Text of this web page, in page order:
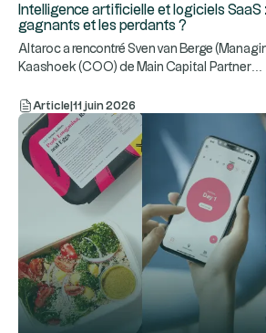
Intelligence artificielle et logiciels SaaS
gagnants et les perdants ?
Altaroc a rencontré Sven van Berge
Kaashoek (COO) de Main Capital Partner
Article 11 juin 2026